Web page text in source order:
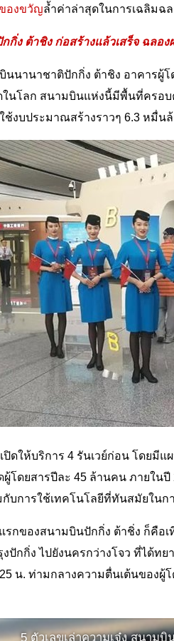
องขวัญล้ำค่าล่าสุดในการเฉลิมฉ
กิ่ง ต้าชิง ก่อสร้างแล้วเสร็จ ฉลอ
นนานาชาติปักกิ่ง ต้าชิง อาคารผู้
โลก สนามบินแห่งนี้มีพื้นที่ครอบ
ช้งบประมาณสร้างราวๆ 6.3 หมื่น
ปิดให้บริการ 4 รันเวย์ก่อน โดยมี
ผู้โดยสารปีละ 45 ล้านคน ภายใน
บการใช้เทคโนโลยีที่ทันสมัยในก
รกของสนามบินปักกิ่ง ต้าชิ่ง ก็คือ
งปักกิ่ง ไปยังนครกว่างโจว ที่ได้ท
น. ท่ามกลางความตื่นเต้นของผู้